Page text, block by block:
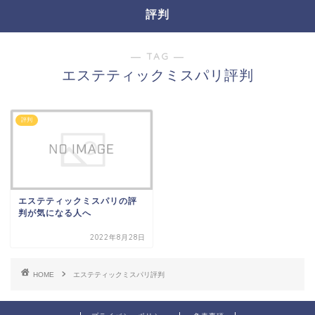
評判
― TAG ―
エステティックミスパリ評判
評判
エステティックミスパリの評
判が気になる人へ
2022年8月28日
HOME エステティックミスパリ評判